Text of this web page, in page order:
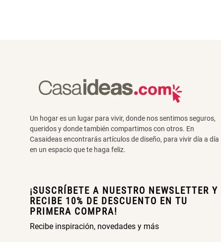
Un hogar es un lugar para vivir, donde nos sentimos seguros,
queridos y donde también compartimos con otros. En
Casaideas encontrarás artículos de diseño, para vivir día a día
en un espacio que te haga feliz.
¡SUSCRÍBETE A NUESTRO NEWSLETTER Y
RECIBE 10% DE DESCUENTO EN TU
PRIMERA COMPRA!
Recibe inspiración, novedades y más